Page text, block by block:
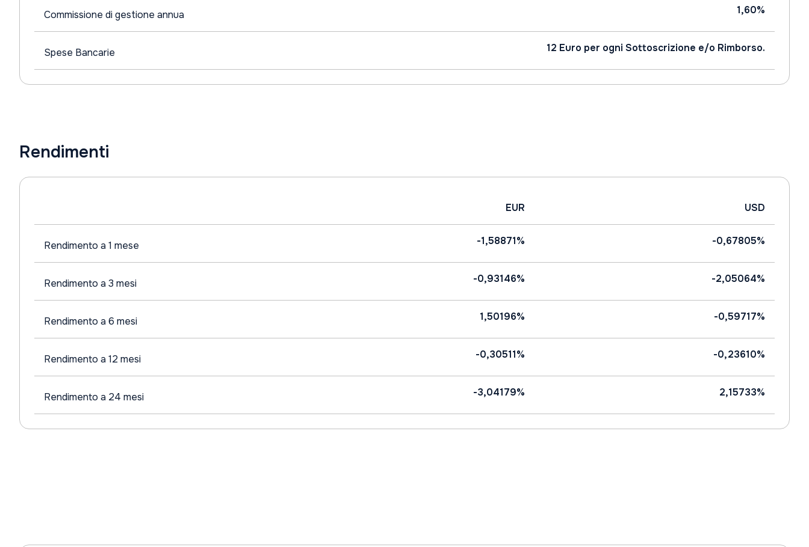
Commissione di gestione annua 1,60%
Spese Bancarie 12 Euro per ogni Sottoscrizione e/o Rimborso.
Rendimenti
EUR USD
Rendimento a 1 mese -1,58871% -0,67805%
Rendimento a 3 mesi -0,93146% -2,05064%
Rendimento a 6 mesi 1,50196% -0,59717%
Rendimento a 12 mesi -0,30511% -0,23610%
Rendimento a 24 mesi -3,04179% 2,15733%